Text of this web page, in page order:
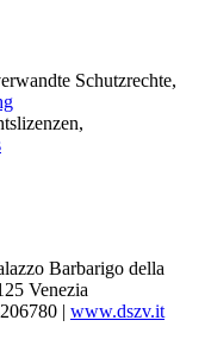
Schutzrechte,
Barbarigo della
Venezia
| www.dszv.it